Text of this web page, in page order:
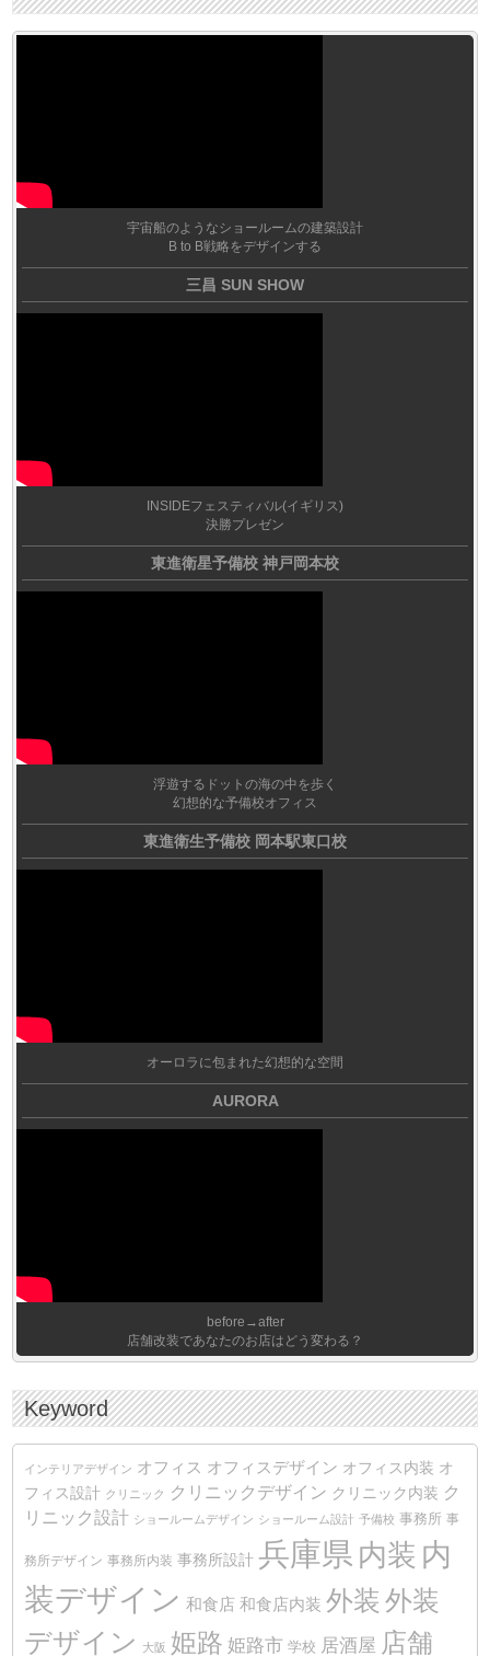
宇宙船のようなショールームの建築設計
B to B戦略をデザインする
三昌 SUN SHOW
INSIDEフェスティバル(イギリス)
決勝プレゼン
東進衛星予備校 神戸岡本校
浮遊するドットの海の中を歩く
幻想的な予備校オフィス
東進衛生予備校 岡本駅東口校
オーロラに包まれた幻想的な空間
AURORA
before→after
店舗改装であなたのお店はどう変わる？
Keyword
インテリアデザイン オフィス オフィスデザイン オフィス内装 オ
フィス設計 クリニック クリニックデザイン クリニック内装 ク
リニック設計 ショールームデザイン ショールーム設計 予備校 事務所 事
務所デザイン 事務所内装 事務所設計 兵庫県 内装 内
装デザイン 和食店 和食店内装 外装 外装
デザイン
大阪 姫路 姫路市 学校 居酒屋 店舗